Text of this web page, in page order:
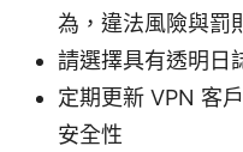
為，違法風險與罰
請選擇具有透明日
定期更新 VPN 客
安全性